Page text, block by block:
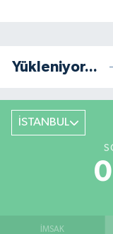
Yükleniyor...
İSTANBUL
İMSAK